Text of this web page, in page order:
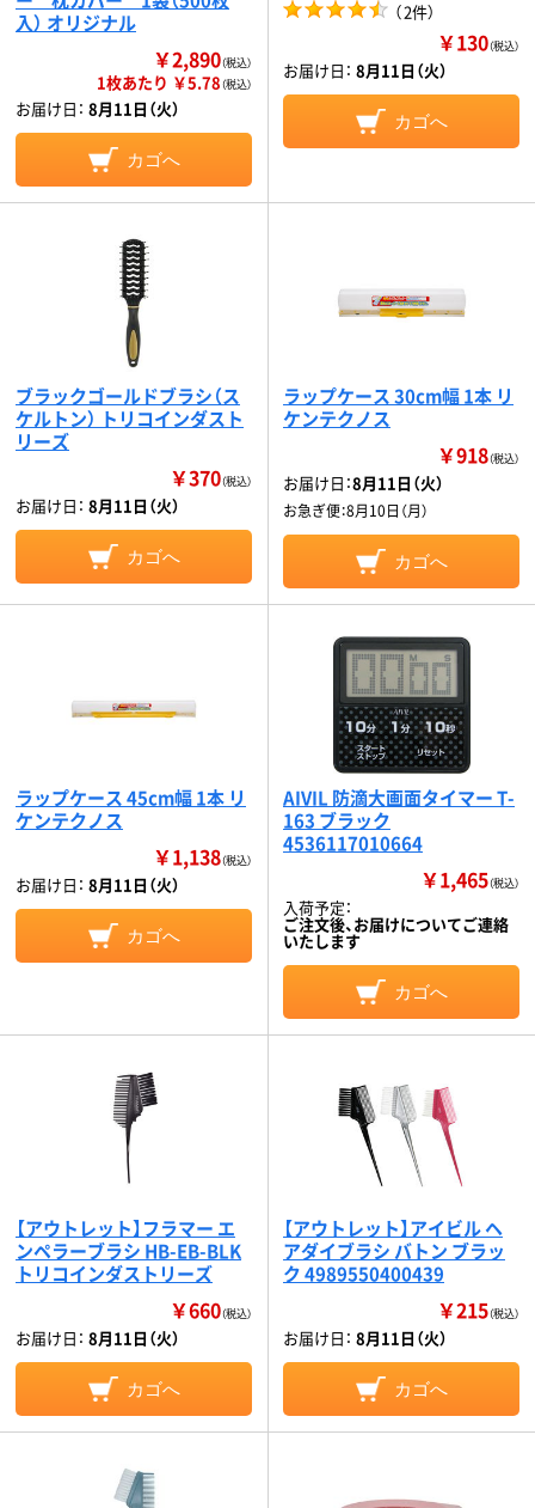
入） オリジナル
￥2,890（税込）
1枚あたり ￥5.78（税込）
お届け日： 8月11日（火）
カゴへ
（2件）
￥130（税込）
お届け日： 8月11日（火）
カゴへ
ブラックゴールドブラシ（ス
ケルトン） トリコインダスト
リーズ
￥370（税込）
お届け日： 8月11日（火）
カゴへ
ラップケース 30cm幅 1本 リ
ケンテクノス
￥918（税込）
お届け日：8月11日（火）
お急ぎ便：8月10日（月）
カゴへ
ラップケース 45cm幅 1本 リ
ケンテクノス
￥1,138（税込）
お届け日： 8月11日（火）
カゴへ
AIVIL 防滴大画面タイマー T-
163 ブラック
4536117010664
￥1,465（税込）
入荷予定：
ご注文後、お届けについてご連絡
いたします
カゴへ
【アウトレット】フラマー エ
ンペラーブラシ HB-EB-BLK
トリコインダストリーズ
￥660（税込）
お届け日： 8月11日（火）
カゴへ
【アウトレット】アイビル ヘ
アダイブラシ バトン ブラッ
ク 4989550400439
￥215（税込）
お届け日： 8月11日（火）
カゴへ